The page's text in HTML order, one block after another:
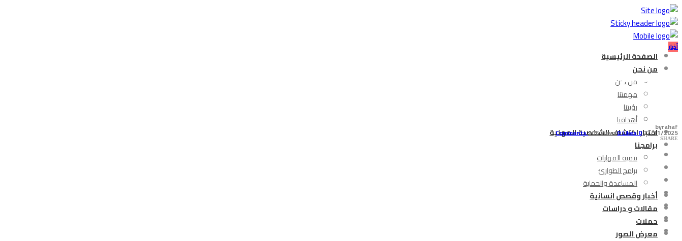
الصفحة الرئيسية
من نحن
من نحن
مهمتنا
رؤيتنا
أهدافنا
اختبار اكتشاف الشخصية المهنية
برامجنا
تنمية المهارات
برامج الطوارئ
المساعدة والحماية
أخبار وقصص انسانية
مقالات و دراسات
حملات
معرض الصور
أخبار
عام على الهدنة… أطفال لبنان ما زالوا في مرمى الخطر
byrahaf
27/11/2025
0
Comments
206 Views0Likes SHARE